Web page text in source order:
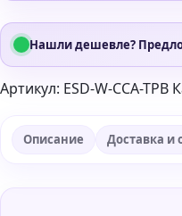
Нашли дешевле?
Артикул: ESD-W-CCA-TPB
Описание Доставка и